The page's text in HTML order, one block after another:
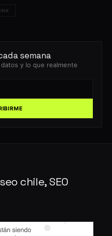
semana
y lo que realmente
chile, SEO